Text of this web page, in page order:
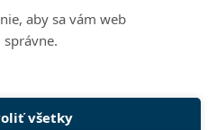
aby sa vám web
všetky